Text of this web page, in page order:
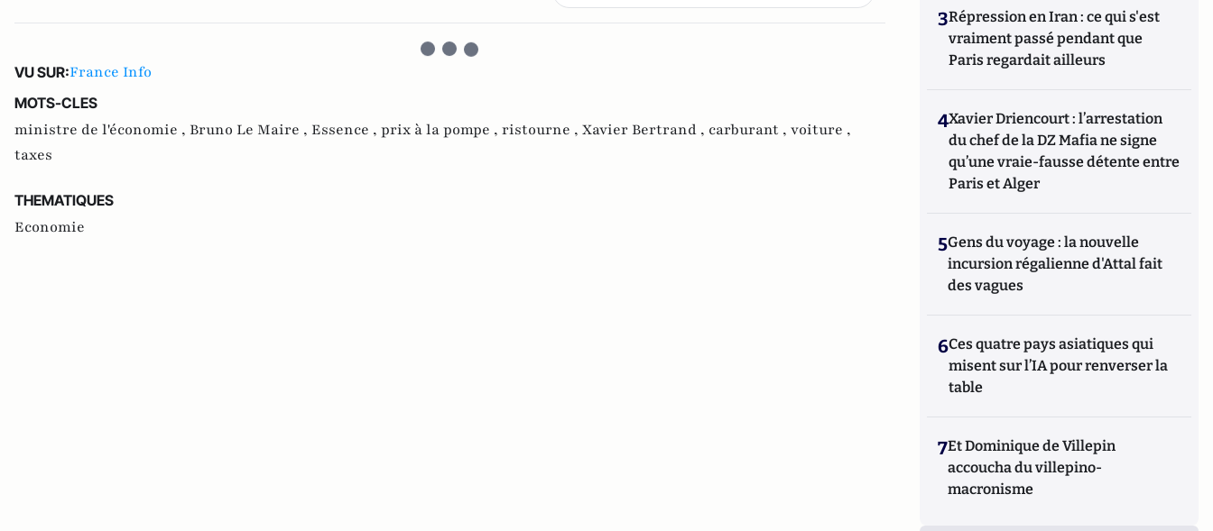
VU SUR:France Info
MOTS-CLES
ministre de l'économie , Bruno Le Maire , Essence , prix à la pompe , ristourne , Xavier Bertrand , carburant , voiture ,
taxes
THEMATIQUES
Economie
3Répression en Iran : ce qui s'est
vraiment passé pendant que
Paris regardait ailleurs
4Xavier Driencourt : l’arrestation
du chef de la DZ Mafia ne signe
qu’une vraie-fausse détente entre
Paris et Alger
5Gens du voyage : la nouvelle
incursion régalienne d'Attal fait
des vagues
6Ces quatre pays asiatiques qui
misent sur l’IA pour renverser la
table
7Et Dominique de Villepin
accoucha du villepino-
macronisme